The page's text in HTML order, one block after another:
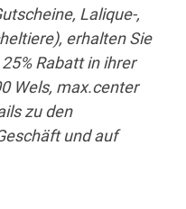
Lalique-,
erhalten Sie
Rabatt in ihrer
Wels, max.center
zu den
und auf